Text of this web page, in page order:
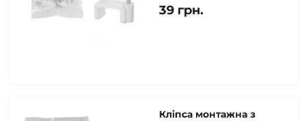
39 грн.
Кліпса монтажна з